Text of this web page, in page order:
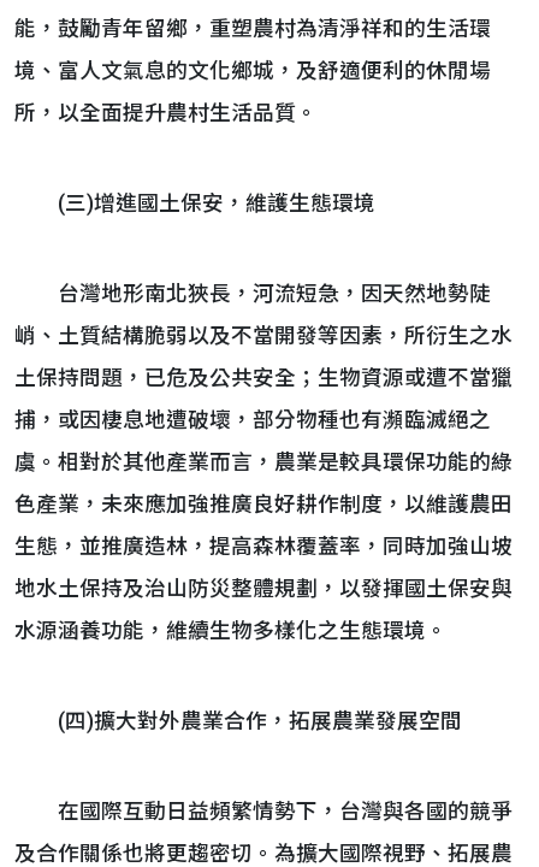
能，鼓勵青年留鄉，重塑農村為清淨祥和的生活環
境、富人文氣息的文化鄉城，及舒適便利的休閒場
所，以全面提升農村生活品質。
(三)增進國土保安，維護生態環境
台灣地形南北狹長，河流短急，因天然地勢陡
峭、土質結構脆弱以及不當開發等因素，所衍生之水
土保持問題，已危及公共安全；生物資源或遭不當獵
捕，或因棲息地遭破壞，部分物種也有瀕臨滅絕之
虞。相對於其他產業而言，農業是較具環保功能的綠
色產業，未來應加強推廣良好耕作制度，以維護農田
生態，並推廣造林，提高森林覆蓋率，同時加強山坡
地水土保持及治山防災整體規劃，以發揮國土保安與
水源涵養功能，維續生物多樣化之生態環境。
(四)擴大對外農業合作，拓展農業發展空間
在國際互動日益頻繁情勢下，台灣與各國的競爭
及合作關係也將更趨密切。為擴大國際視野、拓展農